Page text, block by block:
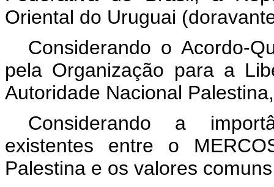
Oriental do Uruguai
Considerando o Acordo-
pela Organização para a
Autoridade Nacional
Considerando a
existentes entre o
Palestina e os valores